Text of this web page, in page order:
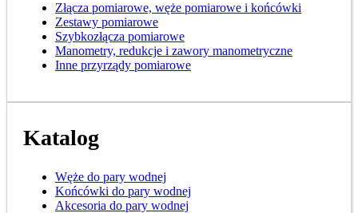
Złącza pomiarowe, węże pomiarowe i końcówki
Zestawy pomiarowe
Szybkozłącza pomiarowe
Manometry, redukcje i zawory manometryczne
Inne przyrządy pomiarowe
Katalog
Węże do pary wodnej
Końcówki do pary wodnej
Akcesoria do pary wodnej